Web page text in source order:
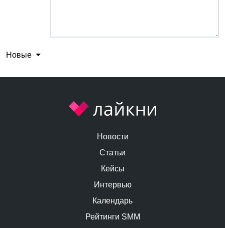
Новые
Новости
Статьи
Кейсы
Интервью
Календарь
Рейтинги SMM